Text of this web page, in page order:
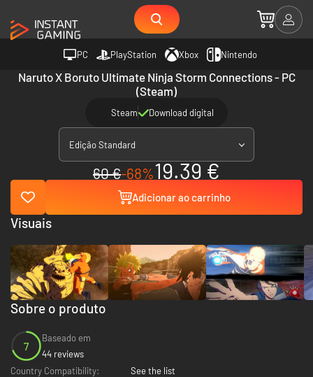
PC PlayStation Xbox Nintendo
Naruto X Boruto Ultimate Ninja Storm Connections - PC
(Steam)
Steam Download digital
Edição Standard
60 €-68%19.39 €
Adicionar ao carrinho
Sobre o produto
7
Baseado em
44 reviews
Country Compatibility:
See the list
Visuais